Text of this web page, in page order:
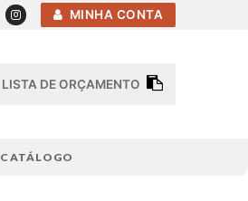
MINHA CONTA
LISTA DE ORÇAMENTO
CATÁLOGO